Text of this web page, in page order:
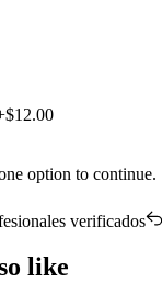
option to continue.
verificados
like